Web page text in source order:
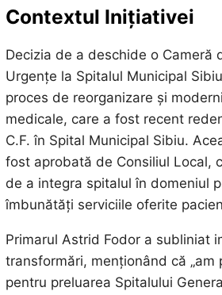
Contextul Inițiativei
Decizia de a deschide o Cameră
Urgențe la Spitalul Municipal
proces de reorganizare și
medicale, care a fost recent
C.F. în Spital Municipal Sibiu.
fost aprobată de Consiliul Local,
de a integra spitalul în domeniul
îmbunătăți serviciile oferite
Primarul Astrid Fodor a subliniat
transformări, menționând că „am
pentru preluarea Spitalului